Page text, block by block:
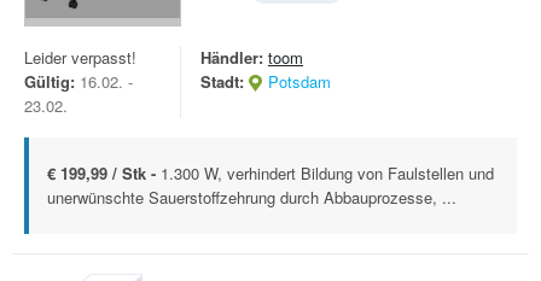
Leider verpasst!
Gültig: 16.02. -
23.02.
Händler: toom
Stadt:
Potsdam
€ 199,99 / Stk - 1.300 W, verhindert Bildung von Faulstellen und
unerwünschte Sauerstoffzehrung durch Abbauprozesse, ...